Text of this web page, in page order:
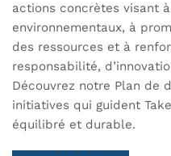
actions concrètes visant
environnementaux, à
des ressources et à
responsabilité,
Découvrez notre Plan de
initiatives qui guident
équilibré et durable.